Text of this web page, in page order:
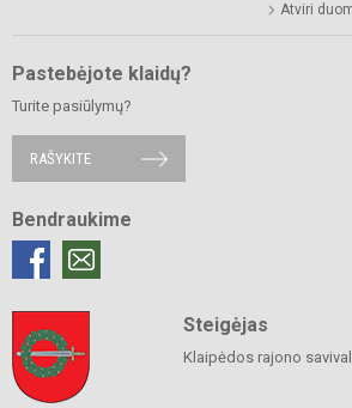
Atviri
Pastebėjote klaidų?
Turite pasiūlymų?
RAŠYKITE
Bendraukime
Steigėjas
Klaipėdos rajono